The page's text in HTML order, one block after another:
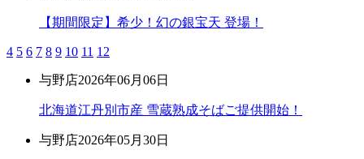
【期間限定】希少！幻の銀宝天 登場！
4 5 6 7 8 9 10 11 12
与野店2026年06月06日
北海道江丹別市産 雪蔵熟成そばご提供開始！
与野店2026年05月30日